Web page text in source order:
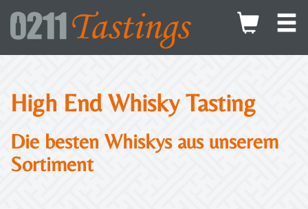
High End Whisky Tasting
Die besten Whiskys aus unserem
Sortiment